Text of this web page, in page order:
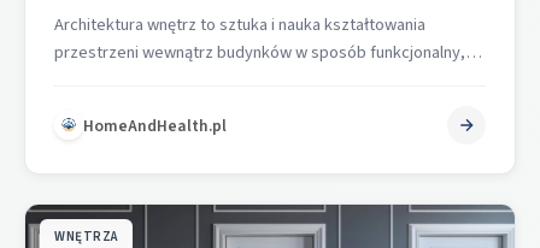
Architektura wnętrz to sztuka i nauka kształtowania
przestrzeni wewnątrz budynków w sposób funkcjonalny,
HomeAndHealth.pl
WNĘTRZA